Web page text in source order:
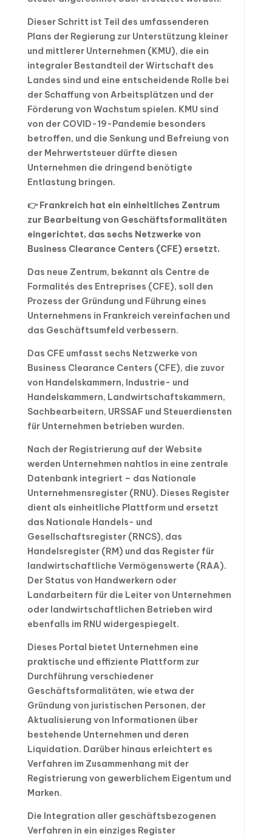
Dieser Schritt ist Teil des umfassenderen
Plans der Regierung zur Unterstützung kleiner
und mittlerer Unternehmen (KMU), die ein
integraler Bestandteil der Wirtschaft des
Landes sind und eine entscheidende Rolle bei
der Schaffung von Arbeitsplätzen und der
Förderung von Wachstum spielen. KMU sind
von der COVID-19-Pandemie besonders
betroffen, und die Senkung und Befreiung von
der Mehrwertsteuer dürfte diesen
Unternehmen die dringend benötigte
Entlastung bringen.
👉 Frankreich hat ein einheitliches Zentrum
zur Bearbeitung von Geschäftsformalitäten
eingerichtet, das sechs Netzwerke von
Business Clearance Centers (CFE) ersetzt.
Das neue Zentrum, bekannt als Centre de
Formalités des Entreprises (CFE), soll den
Prozess der Gründung und Führung eines
Unternehmens in Frankreich vereinfachen und
das Geschäftsumfeld verbessern.
Das CFE umfasst sechs Netzwerke von
Business Clearance Centers (CFE), die zuvor
von Handelskammern, Industrie- und
Handelskammern, Landwirtschaftskammern,
Sachbearbeitern, URSSAF und Steuerdiensten
für Unternehmen betrieben wurden.
Nach der Registrierung auf der Website
werden Unternehmen nahtlos in eine zentrale
Datenbank integriert – das Nationale
Unternehmensregister (RNU). Dieses Register
dient als einheitliche Plattform und ersetzt
das Nationale Handels- und
Gesellschaftsregister (RNCS), das
Handelsregister (RM) und das Register für
landwirtschaftliche Vermögenswerte (RAA).
Der Status von Handwerkern oder
Landarbeitern für die Leiter von Unternehmen
oder landwirtschaftlichen Betrieben wird
ebenfalls im RNU widergespiegelt.
Dieses Portal bietet Unternehmen eine
praktische und effiziente Plattform zur
Durchführung verschiedener
Geschäftsformalitäten, wie etwa der
Gründung von juristischen Personen, der
Aktualisierung von Informationen über
bestehende Unternehmen und deren
Liquidation. Darüber hinaus erleichtert es
Verfahren im Zusammenhang mit der
Registrierung von gewerblichem Eigentum und
Marken.
Die Integration aller geschäftsbezogenen
Verfahren in ein einziges Register